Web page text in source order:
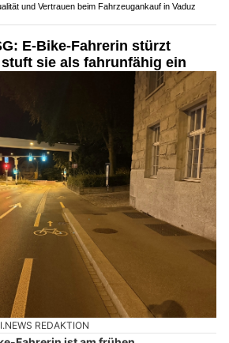
und Vertrauen beim Fahrzeugankauf in Vaduz
E-Bike-Fahrerin stürzt
sie als fahrunfähig ein
REDAKTION